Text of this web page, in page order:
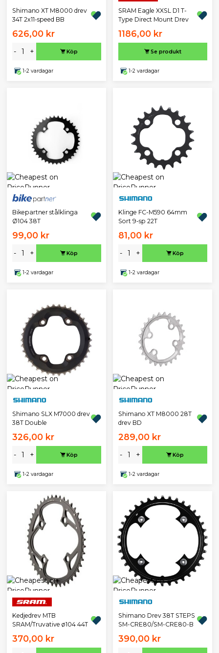
Shimano XT M8000 drev
34T 2x11-speed BB
626,00 kr
- + Köp
1-2 vardagar
SRAM Eagle XXSL D1 T-
Type Direct Mount Drev
1186,00 kr
Se produkt
1-2 vardagar
Bikepartner stålklinga
Ø104 38T
99,00 kr
- + Köp
1-2 vardagar
Klinge FC-M590 64mm
Sort 9-sp 22T
81,00 kr
- + Köp
1-2 vardagar
Shimano SLX M7000 drev
38T Double
326,00 kr
- + Köp
1-2 vardagar
Shimano XT M8000 28T
drev BD
289,00 kr
- + Köp
1-2 vardagar
Kedjedrev MTB
SRAM/Truvative ø104 44T
370,00 kr
Shimano Drev 38T STEPS
SM-CRE80/SM-CRE80-B
390,00 kr